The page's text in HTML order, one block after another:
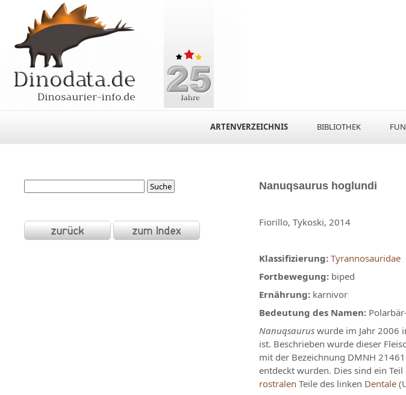
ARTENVERZEICHNIS BIBLIOTHEK
Nanuqsaurus hoglundi
Fiorillo, Tykoski, 2014
Klassifizierung: Tyrannosauridae
Fortbewegung: biped
Ernährung: karnivor
Bedeutung des Namen:
Nanuqsaurus wurde im Jahr 2006
ist. Beschrieben wurde dieser
mit der Bezeichnung DMNH
entdeckt wurden. Dies sind ein
rostralen Teile des linken Dentale